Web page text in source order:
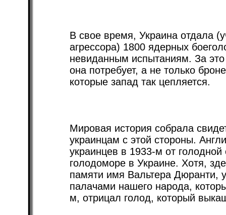
В свое время, Украина отдала
агрессора) 1800 ядерных
невиданным испытаниям. За
она потребует, а не только
которые запад так цепляется.
Мировая история собрала
украинцам с этой стороны.
украинцев в 1933-м от
голодоморе в Украине. Хотя,
памяти имя Вальтера Дюранти,
палачами нашего народа,
м, отрицал голод, который